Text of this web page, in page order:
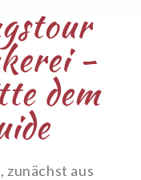
-
dem
zunächst aus